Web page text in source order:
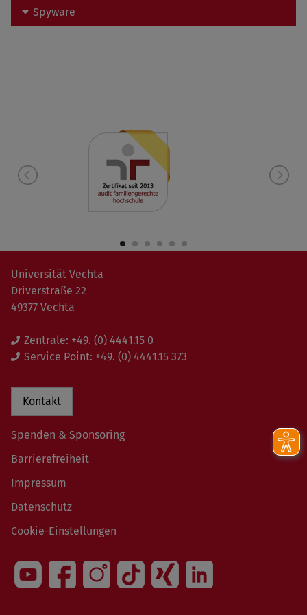
Spyware
Universität Vechta
Driverstraße 22
49377 Vechta
Zentrale: +49. (0) 4441.15 0
Service Point: +49. (0) 4441.15 373
Kontakt
Spenden & Sponsoring
Barrierefreiheit
Impressum
Datenschutz
Cookie-Einstellungen